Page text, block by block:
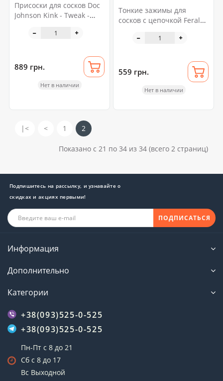
Присоски для сосков Doc
Johnson Kink - Tweak -
889 грн.
Нет в наличии
Тонкие зажимы для
сосков с цепочкой Feral
nipple clamps, серебро/
559 грн.
Нет в наличии
|< < 1 2
Показано с 21 по 34 из 34 (всего 2 страниц)
Подпишитесь на рассылку, и узнавайте о
скидках и акциях первыми!
ПОДПИСАТЬСЯ
Информация
Дополнительно
Категории
+38(093)525-0-525
+38(093)525-0-525
Пн-Пт с 8 до 21
Сб с 8 до 17
Вс Выходной